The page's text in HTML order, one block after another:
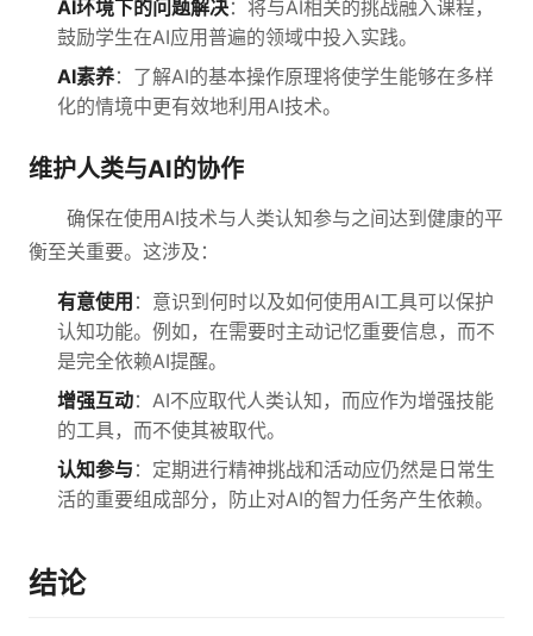
AI环境下的问题解决：将与AI相关的挑战融入课程，
鼓励学生在AI应用普遍的领域中投入实践。
AI素养：了解AI的基本操作原理将使学生能够在多样
化的情境中更有效地利用AI技术。
维护人类与AI的协作
确保在使用AI技术与人类认知参与之间达到健康的平
衡至关重要。这涉及：
有意使用 ：意识到何时以及如何使用AI工具可以保护
认知功能。例如，在需要时主动记忆重要信息，而不
是完全依赖AI提醒。
增强互动：AI不应取代人类认知，而应作为增强技能
的工具，而不使其被取代。
认知参与 ：定期进行精神挑战和活动应仍然是日常生
活的重要组成部分，防止对AI的智力任务产生依赖。
结论